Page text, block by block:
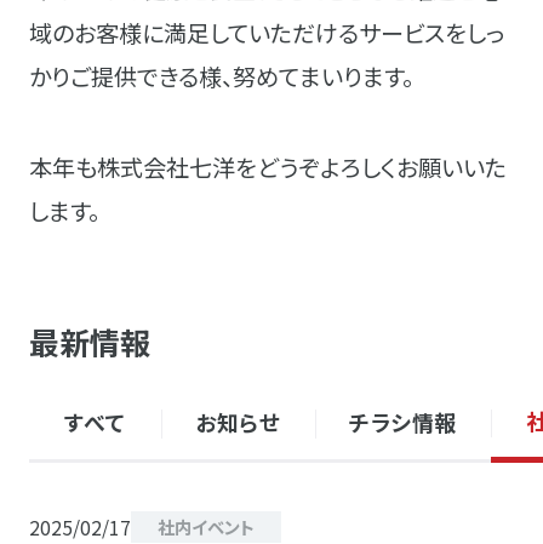
域のお客様に満足していただけるサービスをしっ
かりご提供できる様、努めてまいります。
本年も株式会社七洋をどうぞよろしくお願いいた
します。
最新情報
すべて お知らせ チラシ情報
2025/02/17 社内イベント